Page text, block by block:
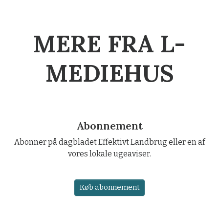
MERE FRA L-
MEDIEHUS
Abonnement
Abonner på dagbladet Effektivt Landbrug eller en af
vores lokale ugeaviser.
Køb abonnement